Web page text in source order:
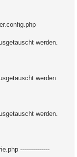
werden.
werden.
werden.
---------------